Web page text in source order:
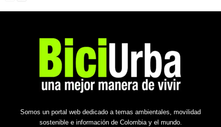
Somos un portal web dedicado a temas ambientales, movilidad
sostenible e información de Colombia y el mundo.